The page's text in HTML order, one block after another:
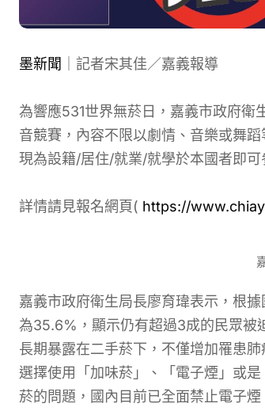
墨新聞 ｜記者宋其佳／嘉義報導
為響應531世界無菸日，嘉義市政府衛
音競賽，內容不限以劇情、音樂或舞
現為設籍/居住/就業/就學於本國者即
詳情請見報名網頁( https://
嘉義市政府衛生局長廖育瑋表示，根
為35.6%，顯示仍有超過3成的民眾被
長期暴露在二手菸下，不僅增加罹患
選擇使用「加味菸」、「電子煙」或
菸的問題，國內目前已全面禁止電子